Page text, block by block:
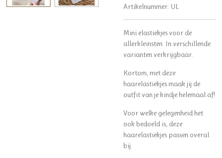
Artikelnummer: UL
Mini elastiekjes voor de
allerkleinsten. In verschillende
varianten verkrijgbaar.
Kortom, met deze
haarelastiekjes maak jij de
outfit van je kindje helemaal af!
Voor welke gelegenheid het
ook bedoeld is, deze
haarelastiekjes passen overal
bij.